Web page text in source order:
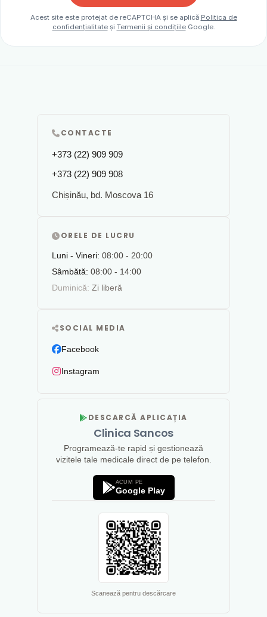
Acest site este protejat de reCAPTCHA și se aplică Politica de
confidențialitateși Termenii și condițiileGoogle.
CONTACTE
+373 (22) 909 909
+373 (22) 909 908
Chișinău, bd. Moscova 16
ORELE DE LUCRU
Luni - Vineri: 08:00 - 20:00
Sâmbătă: 08:00 - 14:00
Duminică: Zi liberă
SOCIAL MEDIA
Facebook
Instagram
DESCARCĂ APLICAȚIA
Clinica Sancos
Programează-te rapid și gestionează
vizitele tale medicale direct de pe telefon.
ACUM PE
Google Play
Scanează pentru descărcare